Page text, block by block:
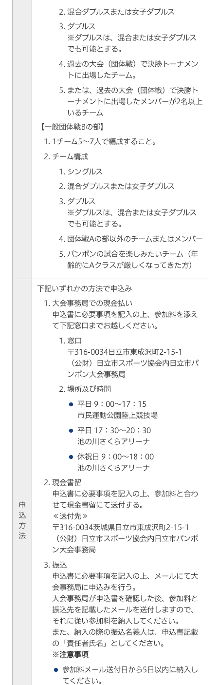
混合ダブルスまたは女子ダブルス
ダブルス
※ダブルスは、混合または女子ダブルス
でも可能とする。
過去の大会（団体戦）で決勝トーナメン
トに出場したチーム。
または、過去の大会（団体戦）で決勝ト
ーナメントに出場したメンバーが2名以上
いるチーム
【一般団体戦Bの部】
1チーム5～7人で編成すること。
チーム構成
シングルス
混合ダブルスまたは女子ダブルス
ダブルス
※ダブルスは、混合または女子ダブルス
でも可能とする。
団体戦Aの部以外のチームまたはメンバー
パンポンの試合を楽しみたいチーム（年
齢的にAクラスが厳しくなってきた方）
申
込
方
法
下記いずれかの方法で申込み
大会事務局での現金払い
申込書に必要事項を記入の上、参加料を添え
て下記窓口までお越しください。
窓口
〒316-0034日立市東成沢町2-15-1
（公財）日立市スポーツ協会内日立市パ
ンポン大会事務局
場所及び時間
平日 9：00～17：15
市民運動公園陸上競技場
平日 17：30～20：30
池の川さくらアリーナ
休祝日 9：00～18：00
池の川さくらアリーナ
現金書留
申込書に必要事項を記入の上、参加料と合わ
せて現金書留にて送付する。
≪送付先≫
〒316-0034茨城県日立市東成沢町2-15-1
（公財）日立市スポーツ協会内日立市パンポ
ン大会事務局
振込
申込書に必要事項を記入の上、メールにて大
会事務局に申込みを行う。
大会事務局が申込書を確認した後、参加料と
振込先を記載したメールを送付しますので、
それに従い参加料を納入してください。
また、納入の際の振込名義人は、申込書記載
の「責任者氏名」としてください。
※注意事項
参加料メール送付日から5日以内に納入し
てください。